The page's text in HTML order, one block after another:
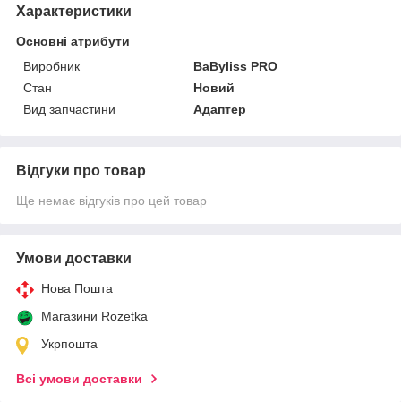
Характеристики
Основні атрибути
Виробник
BaByliss PRO
Стан
Новий
Вид запчастини
Адаптер
Відгуки про товар
Ще немає відгуків про цей товар
Умови доставки
Нова Пошта
Магазини Rozetka
Укрпошта
Всі умови доставки